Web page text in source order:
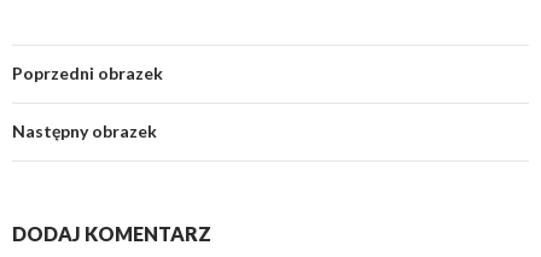
Poprzedni obrazek
Następny obrazek
DODAJ KOMENTARZ